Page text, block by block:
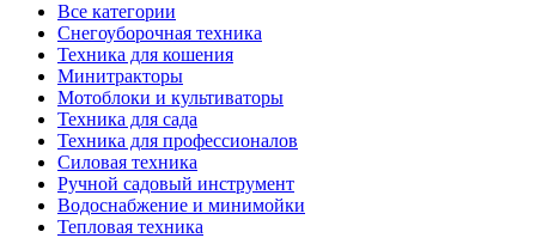
Все категории
Снегоуборочная техника
Техника для кошения
Минитракторы
Мотоблоки и культиваторы
Техника для сада
Техника для профессионалов
Силовая техника
Ручной садовый инструмент
Водоснабжение и минимойки
Тепловая техника